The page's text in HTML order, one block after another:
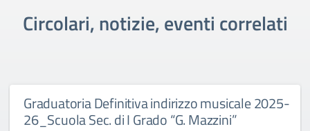
Circolari, notizie, eventi correlati
Graduatoria Definitiva indirizzo musicale 2025-
26_Scuola Sec. di I Grado “G. Mazzini”